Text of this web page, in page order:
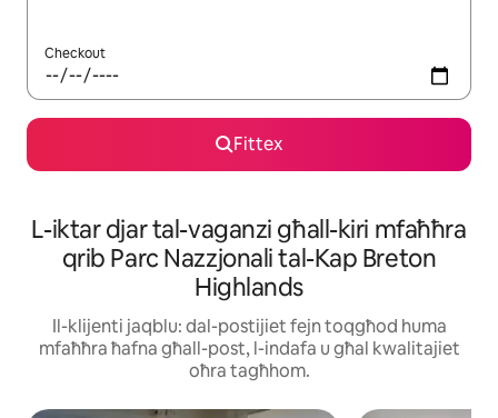
Checkout
Fittex
L-iktar djar tal-vaganzi għall-kiri mfaħħra
qrib Parc Nazzjonali tal-Kap Breton
Highlands
Il-klijenti jaqblu: dal-postijiet fejn toqgħod huma
mfaħħra ħafna għall-post, l-indafa u għal kwalitajiet
oħra tagħhom.